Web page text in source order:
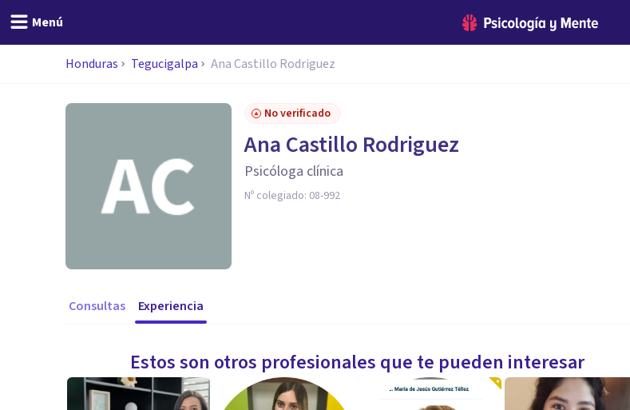
Menú
Honduras Tegucigalpa Ana Castillo Rodriguez
No verificado
Ana Castillo Rodriguez
Psicóloga clínica
Nº colegiado: 08-992
Consultas Experiencia
Estos son otros profesionales que te pueden interesar